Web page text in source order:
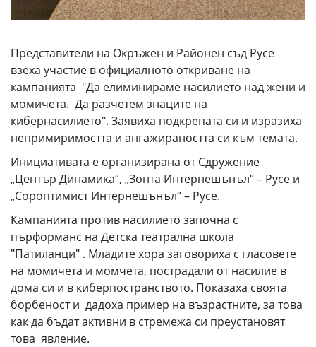
Представители на Окръжен и Районен съд Русе
взеха участие в официалното откриване на
кампанията "Да елиминираме насилието над жени и
момичета. Да разчетем знаците на
кибернасилието". Заявиха подкрепата си и изразиха
непримиримостта и ангажираността си към темата.
Инициативата е организирана от Сдружение
„Център Динамика“, „Зонта Интернешънъл“ – Русе и
„Сороптимист Интернешънъл“ – Русе.
Кампанията против насилието започна с
пърформанс на Детска театрална школа
"Патиланци" . Младите хора заговориха с гласовете
на момичета и момчета, пострадали от насилие в
дома си и в киберпостранството. Показаха своята
борбеност и дадоха пример на възрастните, за това
как да бъдат активни в стремежа си преустановят
това явление.